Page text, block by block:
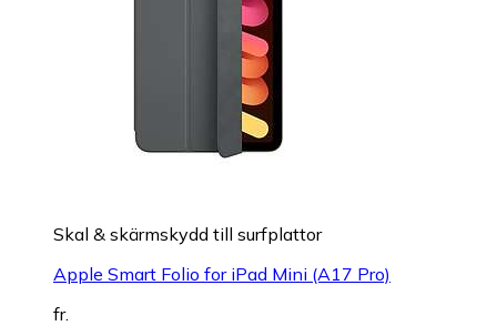
Skal & skärmskydd till surfplattor
Apple Smart Folio for iPad Mini (A17 Pro)
fr.